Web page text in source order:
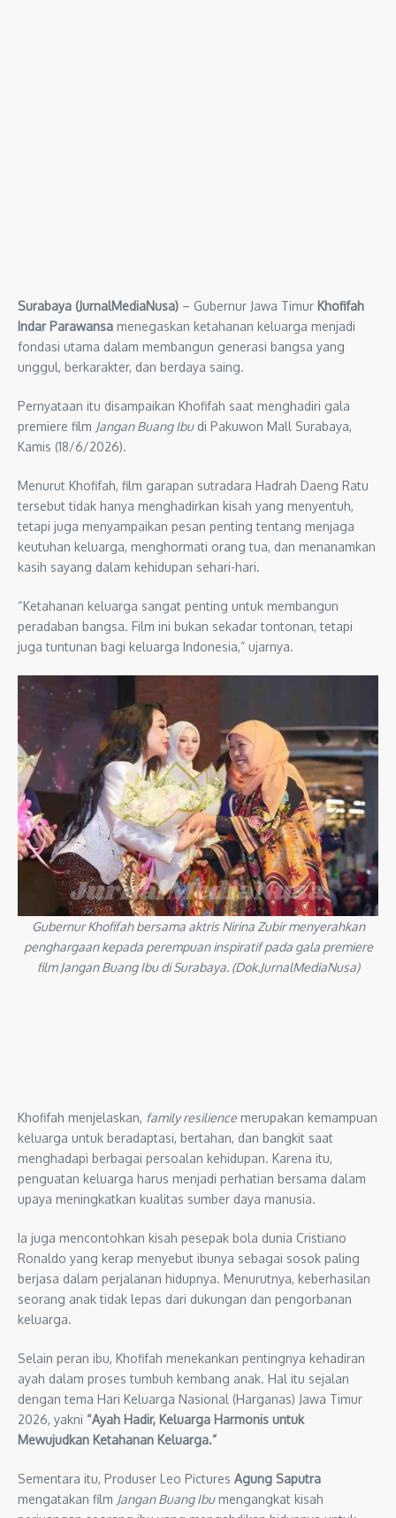
Surabaya (JurnalMediaNusa) – Gubernur Jawa Timur Khofifah
Indar Parawansa menegaskan ketahanan keluarga menjadi
fondasi utama dalam membangun generasi bangsa yang
unggul, berkarakter, dan berdaya saing.
Pernyataan itu disampaikan Khofifah saat menghadiri gala
premiere film Jangan Buang Ibudi Pakuwon Mall Surabaya,
Kamis (18/6/2026).
Menurut Khofifah, film garapan sutradara Hadrah Daeng Ratu
tersebut tidak hanya menghadirkan kisah yang menyentuh,
tetapi juga menyampaikan pesan penting tentang menjaga
keutuhan keluarga, menghormati orang tua, dan menanamkan
kasih sayang dalam kehidupan sehari-hari.
“Ketahanan keluarga sangat penting untuk membangun
peradaban bangsa. Film ini bukan sekadar tontonan, tetapi
juga tuntunan bagi keluarga Indonesia,” ujarnya.
Gubernur Khofifah bersama aktris Nirina Zubir menyerahkan
penghargaan kepada perempuan inspiratif pada gala premiere
film Jangan Buang Ibu di Surabaya. (Dok.JurnalMediaNusa)
Khofifah menjelaskan, family resilience merupakan kemampuan
keluarga untuk beradaptasi, bertahan, dan bangkit saat
menghadapi berbagai persoalan kehidupan. Karena itu,
penguatan keluarga harus menjadi perhatian bersama dalam
upaya meningkatkan kualitas sumber daya manusia.
Ia juga mencontohkan kisah pesepak bola dunia Cristiano
Ronaldo yang kerap menyebut ibunya sebagai sosok paling
berjasa dalam perjalanan hidupnya. Menurutnya, keberhasilan
seorang anak tidak lepas dari dukungan dan pengorbanan
keluarga.
Selain peran ibu, Khofifah menekankan pentingnya kehadiran
ayah dalam proses tumbuh kembang anak. Hal itu sejalan
dengan tema Hari Keluarga Nasional (Harganas) Jawa Timur
2026, yakni “Ayah Hadir, Keluarga Harmonis untuk
Mewujudkan Ketahanan Keluarga.”
Sementara itu, Produser Leo Pictures Agung Saputra
mengatakan film Jangan Buang Ibumengangkat kisah